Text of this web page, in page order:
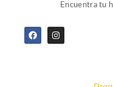
Encuentra tu